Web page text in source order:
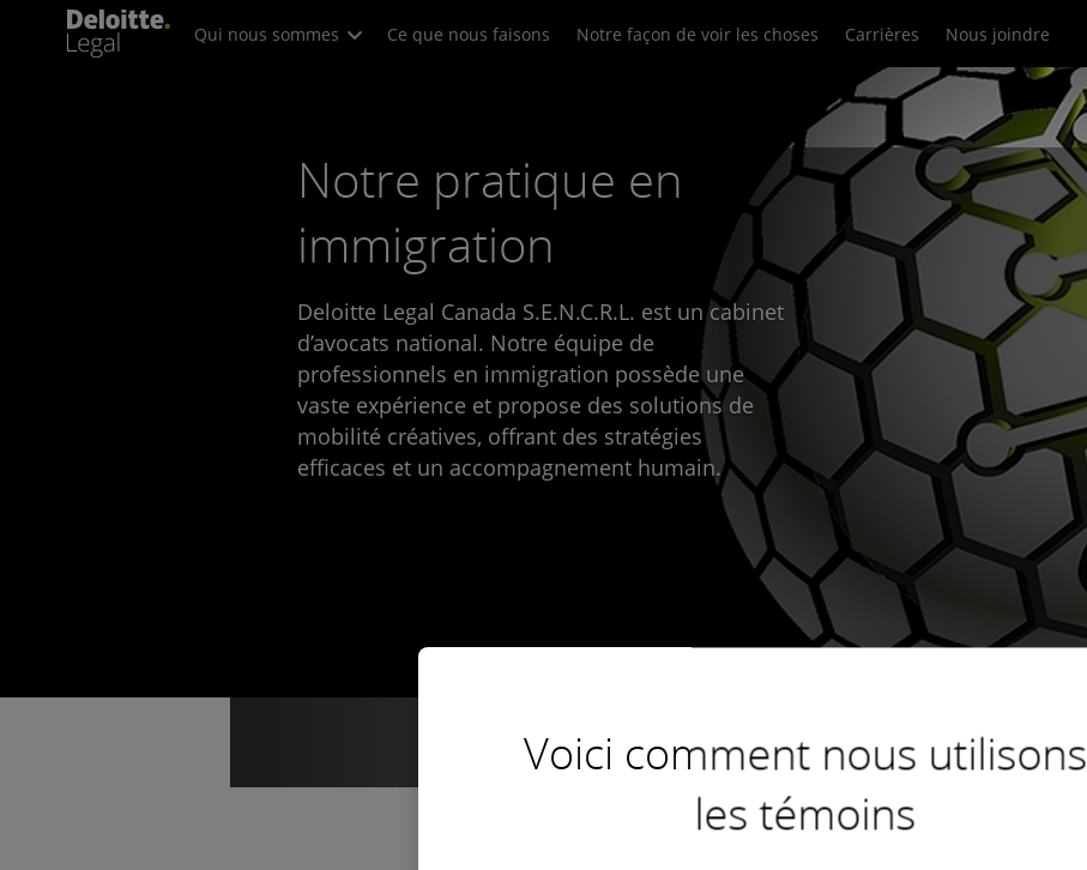
Qui nous sommes Ce que nous faisons Notre façon de voir les choses Carrières Nous joindre
Notre pratique en
immigration
Deloitte Legal Canada S.E.N.C.R.L. est un cabinet
d’avocats national. Notre équipe de
professionnels en immigration possède une
vaste expérience et propose des solutions de
mobilité créatives, offrant des stratégies
efficaces et un accompagnement humain.
Voici comment nous utilisons
les témoins